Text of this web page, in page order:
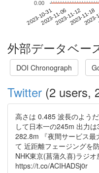
2023-10-312023-11-062023-11-122023-11-18
0.00
外部データベー
DOI Chronograph
Twitter (2 users,
高さは 0.485 波長のよう
して日本一の245m 出力
282.8m 『夜間サービス
て 近距離フェージングを
NHK東京(菖蒲久喜)ラジ
https://t.co/ACIHADSj0r